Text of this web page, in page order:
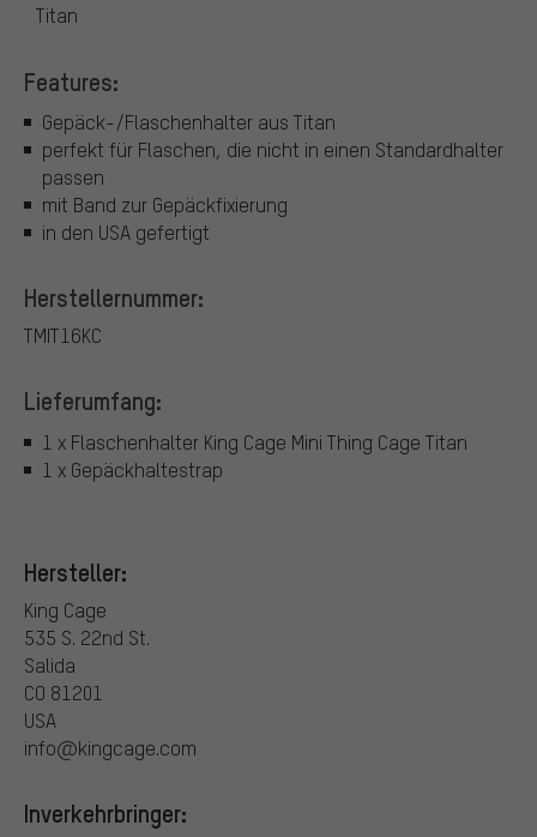
Titan
Features:
Gepäck-/Flaschenhalter aus Titan
perfekt für Flaschen, die nicht in einen Standardhalter
passen
mit Band zur Gepäckfixierung
in den USA gefertigt
Herstellernummer:
TMIT16KC
Lieferumfang:
1 x Flaschenhalter King Cage Mini Thing Cage Titan
1 x Gepäckhaltestrap
Hersteller:
King Cage
535 S. 22nd St.
Salida
CO 81201
USA
info@kingcage.com
Inverkehrbringer: